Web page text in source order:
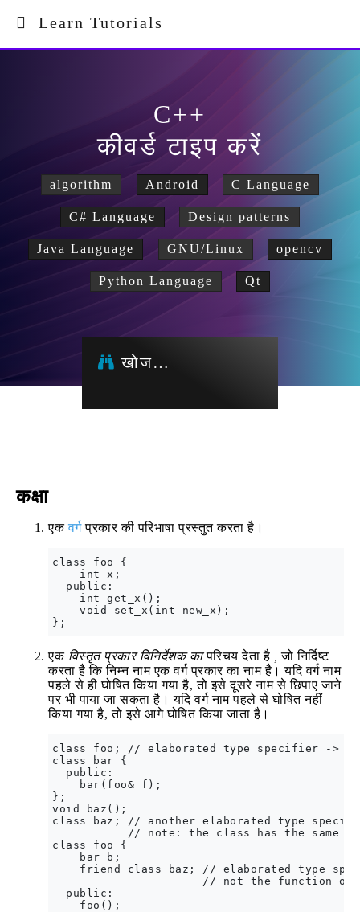
Learn Tutorials
C++
कीवर्ड टाइप करें
algorithm Android C Language
C# Language Design patterns
Java Language GNU/Linux opencv
Python Language Qt
खोज…
कक्षा
एकवर्गप्रकार की परिभाषा प्रस्तुत करता है।
class foo {
    int x;
  public:
    int get_x();
    void set_x(int new_x);
एक विस्तृत प्रकार विनिर्देशक कापरिचय देता है
जो निर्दिष्ट
करता है कि निम्न नाम एक वर्ग प्रकार का नाम है। यदि वर्ग नाम
पहले से ही घोषित किया गया है, तो इसे दूसरे नाम से छिपाए जाने
पर भी पाया जा सकता है। यदि वर्ग नाम पहले से घोषित नहीं
किया गया है, तो इसे आगे घोषित किया जाता है।
class foo; // elaborated type specifier ->
class bar {
  public:
    bar(foo& f);
};
void baz();
class baz; // another elaborated type
// note: the class has the same
class foo {
    bar b;
friend class baz; // elaborated type
// not the function of
  public:
    foo();